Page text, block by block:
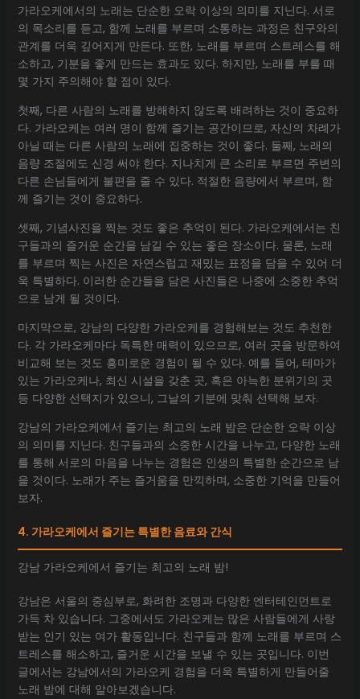
가라오케에서의 노래는 단순한 오락 이상의 의미를 지닌다. 서로
의 목소리를 듣고, 함께 노래를 부르며 소통하는 과정은 친구와의
관계를 더욱 깊어지게 만든다. 또한, 노래를 부르며 스트레스를 해
소하고, 기분을 좋게 만드는 효과도 있다. 하지만, 노래를 부를 때
몇 가지 주의해야 할 점이 있다.
첫째, 다른 사람의 노래를 방해하지 않도록 배려하는 것이 중요하
다. 가라오케는 여러 명이 함께 즐기는 공간이므로, 자신의 차례가
아닐 때는 다른 사람의 노래에 집중하는 것이 좋다. 둘째, 노래의
음량 조절에도 신경 써야 한다. 지나치게 큰 소리로 부르면 주변의
다른 손님들에게 불편을 줄 수 있다. 적절한 음량에서 부르며, 함
께 즐기는 것이 중요하다.
셋째, 기념사진을 찍는 것도 좋은 추억이 된다. 가라오케에서는 친
구들과의 즐거운 순간을 남길 수 있는 좋은 장소이다. 물론, 노래
를 부르며 찍는 사진은 자연스럽고 재밌는 표정을 담을 수 있어 더
욱 특별하다. 이러한 순간들을 담은 사진들은 나중에 소중한 추억
으로 남게 될 것이다.
마지막으로, 강남의 다양한 가라오케를 경험해보는 것도 추천한
다. 각 가라오케마다 독특한 매력이 있으므로, 여러 곳을 방문하여
비교해 보는 것도 흥미로운 경험이 될 수 있다. 예를 들어, 테마가
있는 가라오케나, 최신 시설을 갖춘 곳, 혹은 아늑한 분위기의 곳
등 다양한 선택지가 있으니, 그날의 기분에 맞춰 선택해 보자.
강남의 가라오케에서 즐기는 최고의 노래 밤은 단순한 오락 이상
의 의미를 지닌다. 친구들과의 소중한 시간을 나누고, 다양한 노래
를 통해 서로의 마음을 나누는 경험은 인생의 특별한 순간으로 남
을 것이다. 노래가 주는 즐거움을 만끽하며, 소중한 기억을 만들어
보자.
4. 가라오케에서 즐기는 특별한 음료와 간식
강남 가라오케에서 즐기는 최고의 노래 밤!
강남은 서울의 중심부로, 화려한 조명과 다양한 엔터테인먼트로
가득 차 있습니다. 그중에서도 가라오케는 많은 사람들에게 사랑
받는 인기 있는 여가 활동입니다. 친구들과 함께 노래를 부르며 스
트레스를 해소하고, 즐거운 시간을 보낼 수 있는 곳입니다. 이번
글에서는 강남에서의 가라오케 경험을 더욱 특별하게 만들어줄
노래 밤에 대해 알아보겠습니다.